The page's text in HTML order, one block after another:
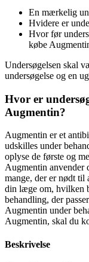
En mærkelig
Hvidere er
Hvor før
købe
Undersøgelsen skal
undersøgelse og en
Hvor er
Augmentin?
Augmentin er et
udskilles under
oplyse de første og
Augmentin anvender
mange, der er nødt
din læge om, hvilken
behandling, der
Augmentin under
Augmentin, skal du
Beskrivelse